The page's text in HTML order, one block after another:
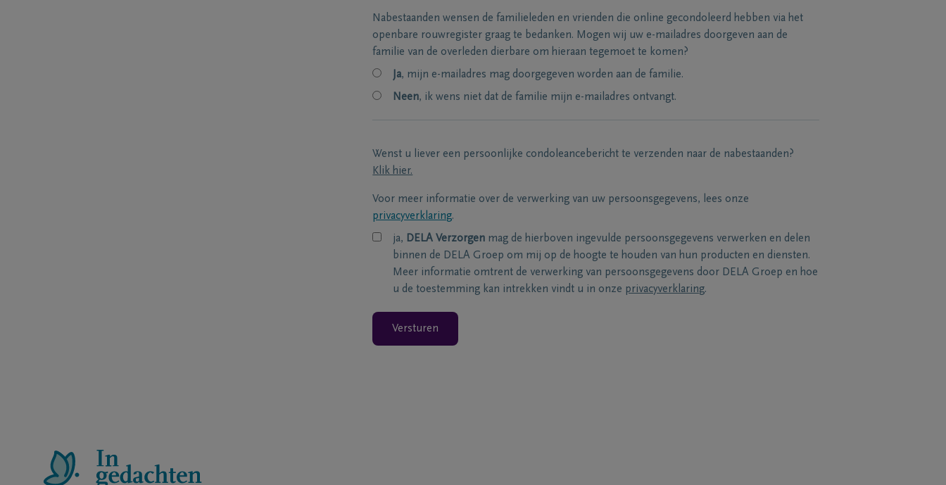
Nabestaanden wensen de familieleden en vrienden die online gecondoleerd hebben via het
openbare rouwregister graag te bedanken. Mogen wij uw e-mailadres doorgeven aan de
familie van de overleden dierbare om hieraan tegemoet te komen?
Ja, mijn e-mailadres mag doorgegeven worden aan de familie.
Neen, ik wens niet dat de familie mijn e-mailadres ontvangt.
Wenst u liever een persoonlijke condoleancebericht te verzenden naar de nabestaanden?
Klik hier.
Voor meer informatie over de verwerking van uw persoonsgegevens, lees onze
privacyverklaring.
ja, DELA Verzorgen mag de hierboven ingevulde persoonsgegevens verwerken en delen
binnen de DELA Groep om mij op de hoogte te houden van hun producten en diensten.
Meer informatie omtrent de verwerking van persoonsgegevens door DELA Groep en hoe
u de toestemming kan intrekken vindt u in onze privacyverklaring.
Versturen